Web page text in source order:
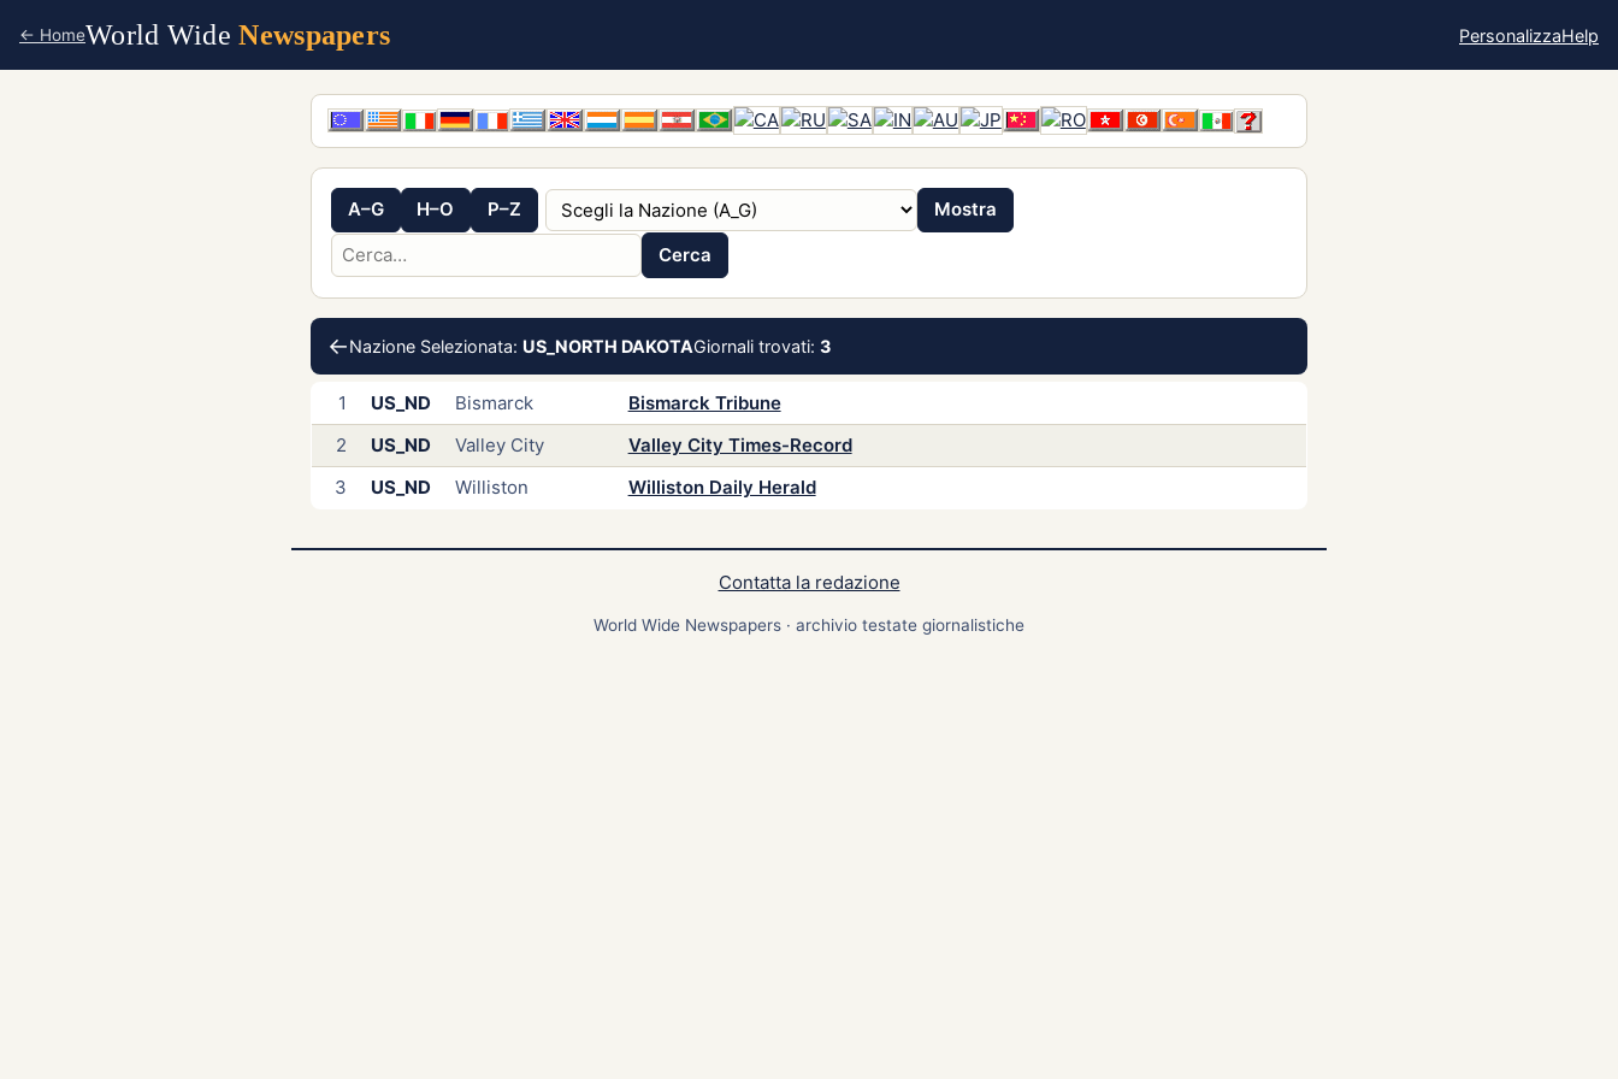
← HomeWorld WideNewspapers PersonalizzaHelp
A–G H–O P–Z
Mostra
Cerca
←Nazione Selezionata: US_NORTH DAKOTAGiornali trovati:3
1 US_ND Bismarck
Bismarck Tribune
2
US_ND Valley City
Valley City Times-Record
3
US_ND Williston Williston Daily Herald
Contatta la redazione
World Wide Newspapers · archivio testate giornalistiche